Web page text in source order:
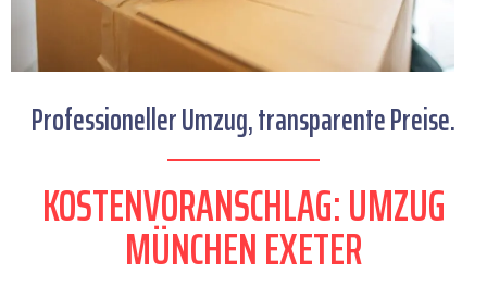
Professioneller Umzug, transparente Preise.
KOSTENVORANSCHLAG: UMZUG
MÜNCHEN EXETER